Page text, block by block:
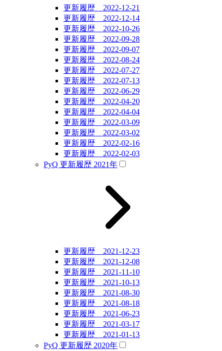
更新履歴 2022-12-21
更新履歴 2022-12-14
更新履歴 2022-10-26
更新履歴 2022-09-28
更新履歴 2022-09-07
更新履歴 2022-08-24
更新履歴 2022-07-27
更新履歴 2022-07-13
更新履歴 2022-06-29
更新履歴 2022-04-20
更新履歴 2022-04-04
更新履歴 2022-03-09
更新履歴 2022-03-02
更新履歴 2022-02-16
更新履歴 2022-02-03
PyQ 更新履歴 2021年
更新履歴 2021-12-23
更新履歴 2021-12-08
更新履歴 2021-11-10
更新履歴 2021-10-13
更新履歴 2021-08-30
更新履歴 2021-08-18
更新履歴 2021-06-23
更新履歴 2021-03-17
更新履歴 2021-01-13
PyQ 更新履歴 2020年